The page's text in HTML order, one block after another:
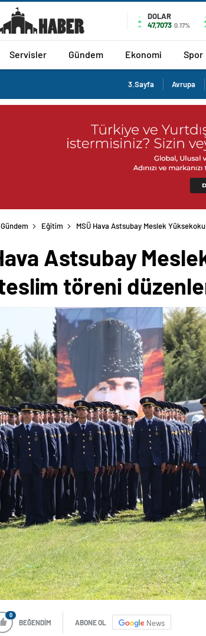
DOLAR
47,7073 0.17%
Servisler Gündem Ekonomi Spor
3.Sayfa Avrupa
Gündem Eğitim
MSÜ Hava Astsubay Meslek
Astsubay
töreni
0
BEĞENDİM ABONE OL News